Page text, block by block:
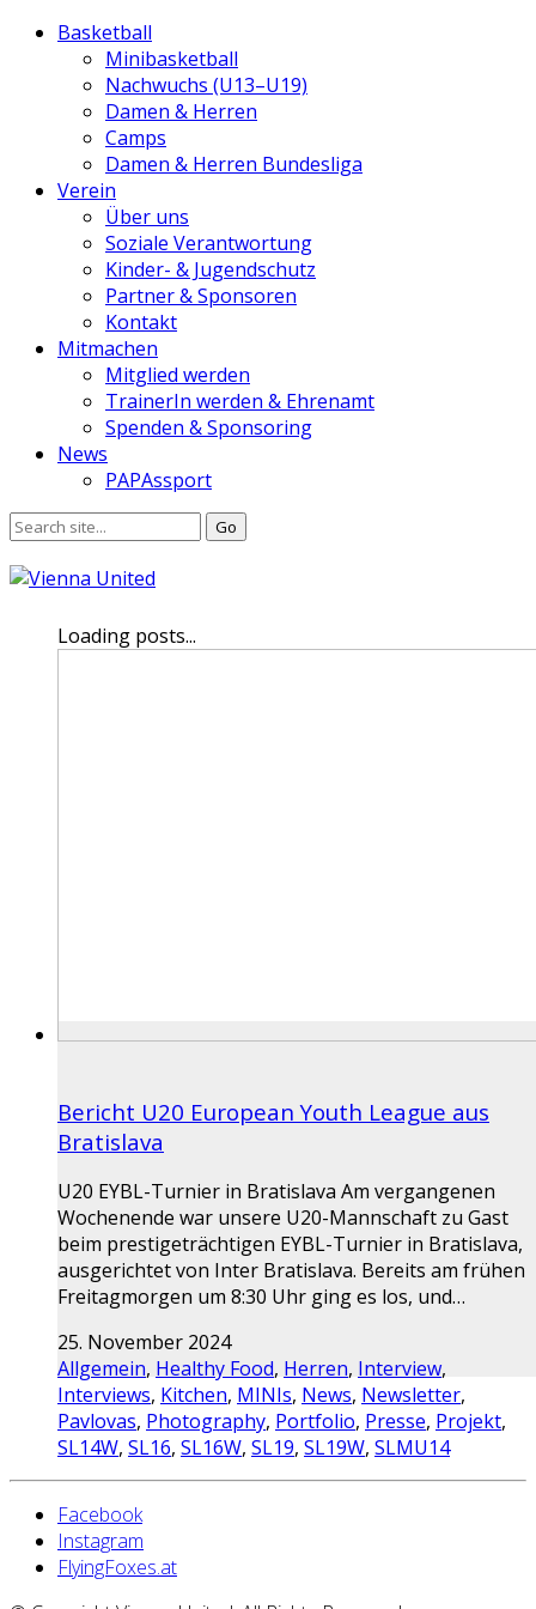
Basketball
Minibasketball
Nachwuchs (U13–U19)
Damen & Herren
Camps
Damen & Herren Bundesliga
Verein
Über uns
Soziale Verantwortung
Kinder- & Jugendschutz
Partner & Sponsoren
Kontakt
Mitmachen
Mitglied werden
TrainerIn werden & Ehrenamt
Spenden & Sponsoring
News
PAPAssport
Loading posts...
Bericht U20 European Youth League aus
Bratislava
U20 EYBL-Turnier in Bratislava Am vergangenen
Wochenende war unsere U20-Mannschaft zu Gast
beim prestigeträchtigen EYBL-Turnier in Bratislava,
ausgerichtet von Inter Bratislava. Bereits am frühen
Freitagmorgen um 8:30 Uhr ging es los, und…
25. November 2024
Allgemein, Healthy Food, Herren, Interview,
Interviews, Kitchen, MINIs, News, Newsletter,
Pavlovas, Photography, Portfolio, Presse, Projekt,
SL14W, SL16, SL16W, SL19, SL19W, SLMU14
Facebook
Instagram
FlyingFoxes.at